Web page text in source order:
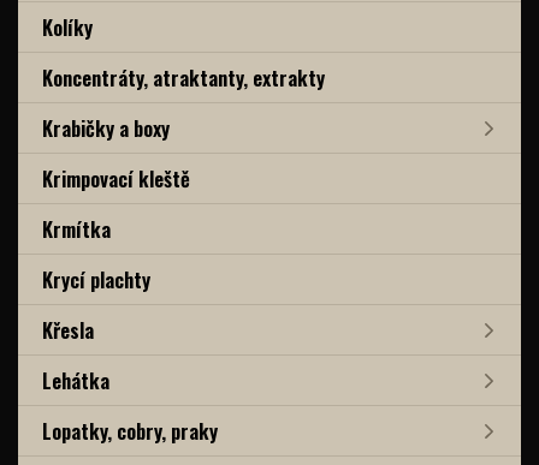
Kolíky
Koncentráty, atraktanty, extrakty
Krabičky a boxy
Krimpovací kleště
Krmítka
Krycí plachty
Křesla
Lehátka
Lopatky, cobry, praky